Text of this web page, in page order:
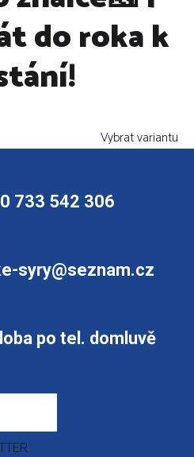
do roka k
Vybrat variantu
733 542 306
syry@seznam.cz
po tel. domluvě